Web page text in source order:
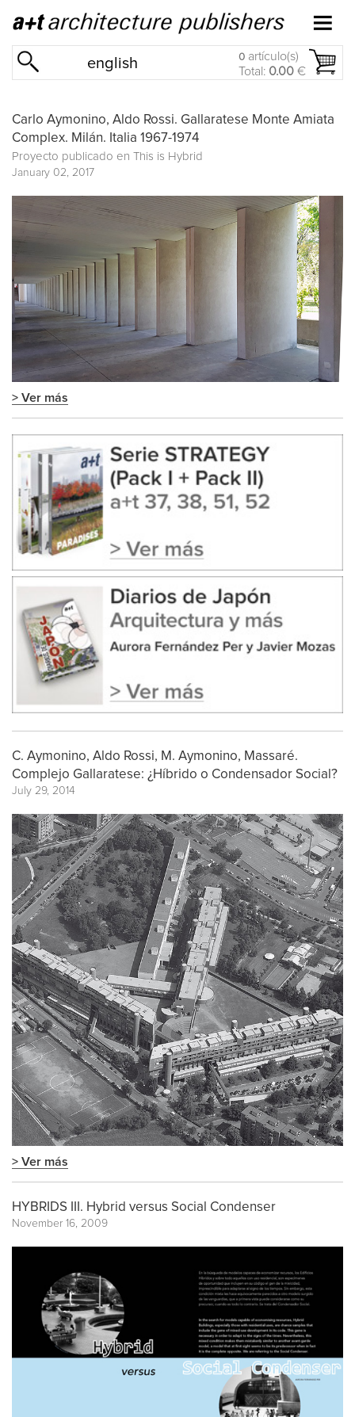
english 0 artículo(s)
Total: 0.00 €
Carlo Aymonino, Aldo Rossi. Gallaratese Monte Amiata
Complex. Milán. Italia 1967-1974
Proyecto publicado en This is Hybrid
January 02, 2017
> Ver más
C. Aymonino, Aldo Rossi, M. Aymonino, Massaré.
Complejo Gallaratese: ¿Híbrido o Condensador Social?
July 29, 2014
> Ver más
HYBRIDS III. Hybrid versus Social Condenser
November 16, 2009